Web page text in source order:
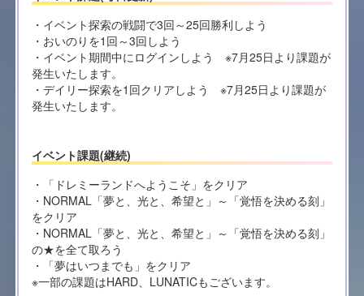
・イベント探索の戦闘で3回～25回勝利しよう
・おいのりを1回～3回しよう
・イベント期間中にログインしよう ※7月25日より課題が
発生いたします。
・デイリー探索を1回クリアしよう ※7月25日より課題が
発生いたします。
イベント課題(継続)
・「ドレミーランドへようこそ」をクリア
・NORMAL「夢と、光と、希望と」～「覚悟を決める刻」
をクリア
・NORMAL「夢と、光と、希望と」～「覚悟を決める刻」
の★を全て取ろう
・「夢はいつまでも」をクリア
※一部の課題はHARD、LUNATICもございます。